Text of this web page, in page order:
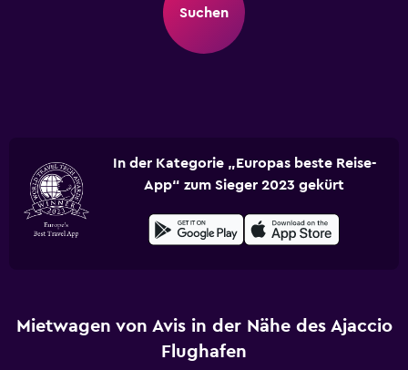
Suchen
In der Kategorie „Europas beste Reise-
App“ zum Sieger 2023 gekürt
Mietwagen von Avis in der Nähe des Ajaccio
Flughafen